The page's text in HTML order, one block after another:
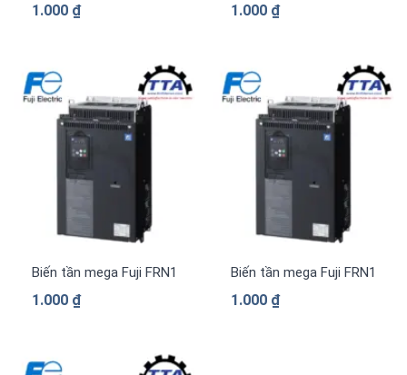
1.000 ₫ 1.000 ₫
Biến tần mega Fuji FRN1169G2S-4G 3 pha 380 V
1.000 ₫
Biến tần mega Fuji
1.000 ₫